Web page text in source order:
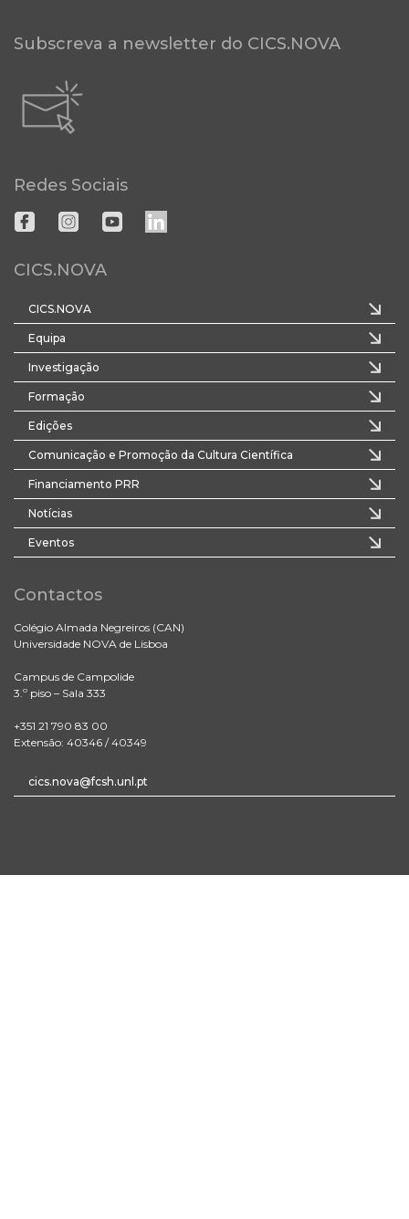
Subscreva a newsletter do CICS.NOVA
Redes Sociais
CICS.NOVA
CICS.NOVA
Equipa
Investigação
Formação
Edições
Comunicação e Promoção da Cultura Científica
Financiamento PRR
Notícias
Eventos
Contactos
Colégio Almada Negreiros (CAN)
Universidade NOVA de Lisboa
Campus de Campolide
3.º piso – Sala 333
+351 21 790 83 00
Extensão: 40346 / 40349
cics.nova@fcsh.unl.pt